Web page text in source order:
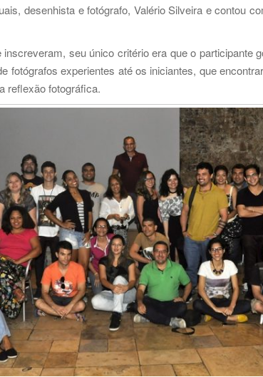
desenhista e fotógrafo, Valério Silveira e contou
seu único critério era que o participante
fotógrafos experientes até os iniciantes, que
reflexão fotográfica.